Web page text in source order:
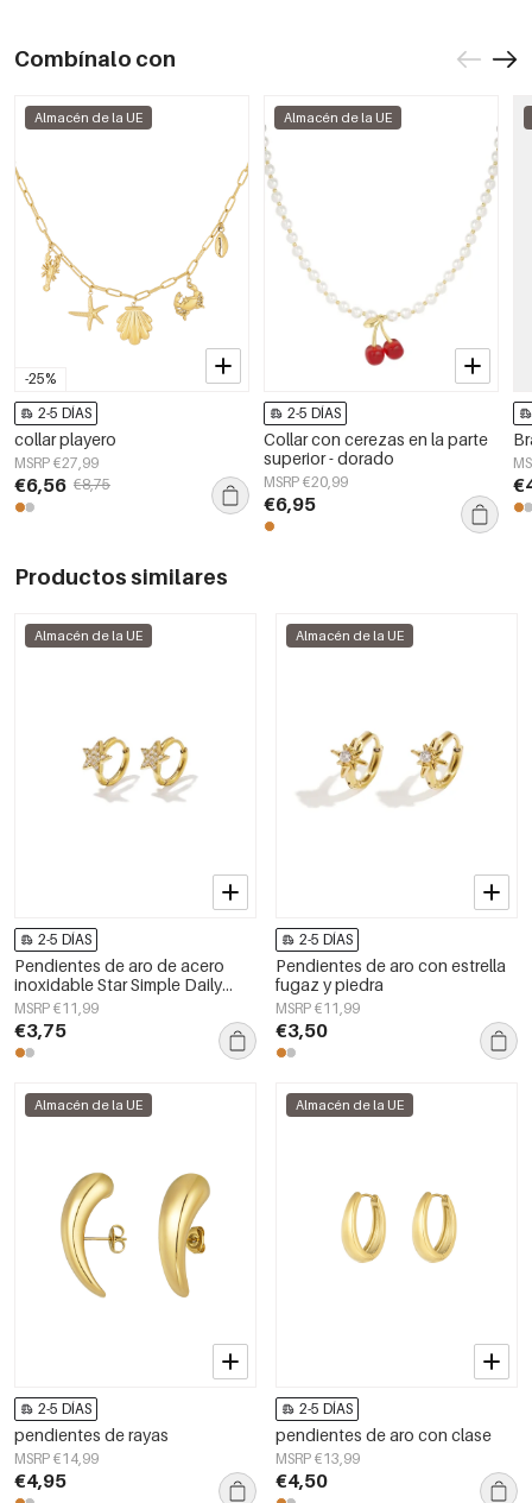
Combínalo con
-25%
Almacén de la UE
2-5 DÍAS
collar playero
MSRP €27,99
€6,56 €8,75
Almacén de la UE
2-5 DÍAS
Collar con cerezas en la parte
superior - dorado
MSRP €20,99
€6,95
Productos similares
Almacén de la UE
2-5 DÍAS
Pendientes de aro de acero
inoxidable Star Simple Daily
Simple Series Joyería para mujer
MSRP €11,99
€3,75
Almacén de la UE
2-5 DÍAS
Pendientes de aro con estrella
fugaz y piedra
MSRP €11,99
€3,50
Almacén de la UE
2-5 DÍAS
pendientes de rayas
MSRP €14,99
€4,95
Almacén de la UE
2-5 DÍAS
pendientes de aro con clase
MSRP €13,99
€4,50